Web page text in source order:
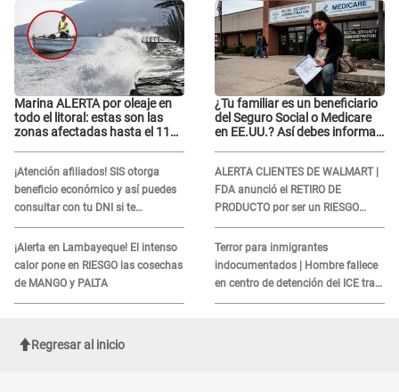
Marina ALERTA por oleaje en
todo el litoral: estas son las
zonas afectadas hasta el 11
¡Atención afiliados! SIS otorga
beneficio económico y así puedes
consultar con tu DNI si te
corresponde
¡Alerta en Lambayeque! El intenso
calor pone en RIESGO las cosechas
de MANGO y PALTA
¿Tu familiar es un beneficiario
del Seguro Social o Medicare
en EE.UU.? Así debes informar
ALERTA CLIENTES DE WALMART |
FDA anunció el RETIRO DE
PRODUCTO por ser un RIESGO
MORTAL para consumidores: ¿Cuál
es?
Terror para inmigrantes
indocumentados | Hombre fallece
en centro de detención del ICE tras
sufrir una "emergencia médica"
Regresar al inicio